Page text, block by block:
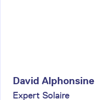
David Alphonsine
Expert Solaire